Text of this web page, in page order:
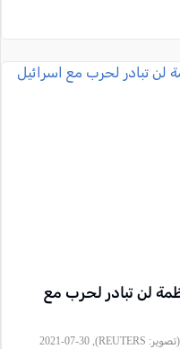
لن تبادر لحرب مع
, موقع العرب وصحيفة كل العرب - الناصرة (تصوير: REUTERS), 2021-07-30